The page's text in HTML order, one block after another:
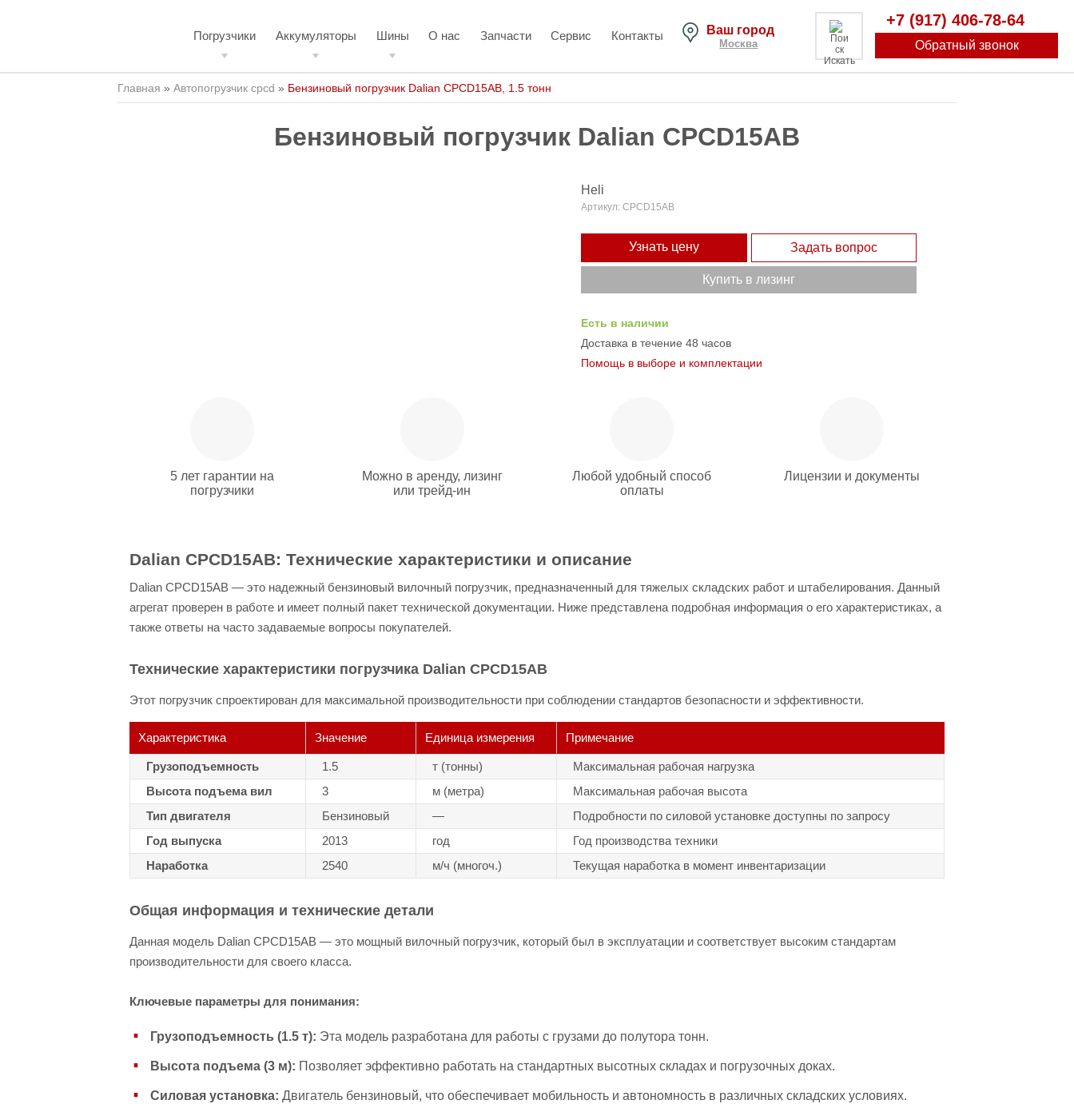
Погрузчики Аккумуляторы Шины О нас Запчасти Сервис Контакты Ваш город
Москва
Искать
+7 (917) 406-78-64
Обратный звонок
Главная » Автопогрузчик cpcd » Бензиновый погрузчик Dalian CPCD15AB, 1.5 тонн
Бензиновый погрузчик Dalian CPCD15AB
Heli
Артикул: CPCD15AB
Узнать цену Задать вопрос
Купить в лизинг
Есть в наличии
Доставка в течение 48 часов
Помощь в выборе и комплектации
5 лет гарантии на
погрузчики
Можно в аренду, лизинг
или трейд-ин
Любой удобный способ
оплаты
Лицензии и документы
Dalian CPCD15AB: Технические характеристики и описание
Dalian CPCD15AB — это надежный бензиновый вилочный погрузчик, предназначенный для тяжелых складских работ и штабелирования. Данный
агрегат проверен в работе и имеет полный пакет технической документации. Ниже представлена подробная информация о его характеристиках, а
также ответы на часто задаваемые вопросы покупателей.
Технические характеристики погрузчика Dalian CPCD15AB
Этот погрузчик спроектирован для максимальной производительности при соблюдении стандартов безопасности и эффективности.
Характеристика Значение Единица измерения Примечание
Грузоподъемность 1.5 т (тонны)
Максимальная рабочая нагрузка
Высота подъема вил
3 м (метра)
Максимальная рабочая высота
Тип двигателя
Бензиновый —
Подробности по силовой установке доступны по запросу
Год выпуска
2013 год
Год производства техники
Наработка
2540 м/ч (многоч.) Текущая наработка в момент инвентаризации
Общая информация и технические детали
Данная модель Dalian CPCD15AB — это мощный вилочный погрузчик, который был в эксплуатации и соответствует высоким стандартам
производительности для своего класса.
Ключевые параметры для понимания:
Грузоподъемность (1.5 т): Эта модель разработана для работы с грузами до полутора тонн.
Высота подъема (3 м): Позволяет эффективно работать на стандартных высотных складах и погрузочных доках.
Силовая установка: Двигатель бензиновый, что обеспечивает мобильность и автономность в различных складских условиях.